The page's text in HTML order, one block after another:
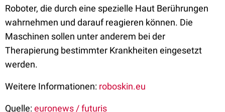
Roboter, die durch eine spezielle Haut Berührungen
wahrnehmen und darauf reagieren können. Die
Maschinen sollen unter anderem bei der
Therapierung bestimmter Krankheiten eingesetzt
werden.
Weitere Informationen: roboskin.eu
Quelle:euronews / futuris